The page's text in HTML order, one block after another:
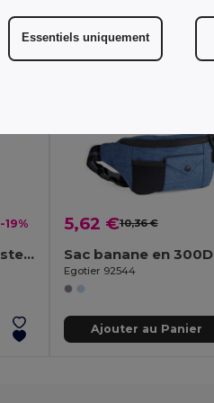
-19%
TOSHI Sac banane en polyester 300D
5,62 €10,36 €
Sac banane en 300D
Egotier 92544
Ajouter au Panier
Essentiels uniquement